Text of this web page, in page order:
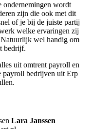
ondernemingen wordt
zijn die ook met dit
of je bij de juiste partij
welke ervaringen zij
wel handig om
bedrijf.
uit omtrent payroll en
payroll bedrijven uit Erp
Lara Janssen